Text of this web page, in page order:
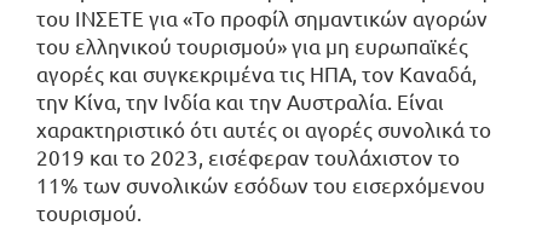
του INΣETE για «Το προφίλ σημαντικών αγορών
του ελληνικού τουρισμού» για μη ευρωπαϊκές
αγορές και συγκεκριμένα τις ΗΠΑ, τον Καναδά,
την Κίνα, την Ινδία και την Αυστραλία. Είναι
χαρακτηριστικό ότι αυτές οι αγορές συνολικά το
2019 και το 2023, εισέφεραν τουλάχιστον το
11% των συνολικών εσόδων του εισερχόμενου
τουρισμού.